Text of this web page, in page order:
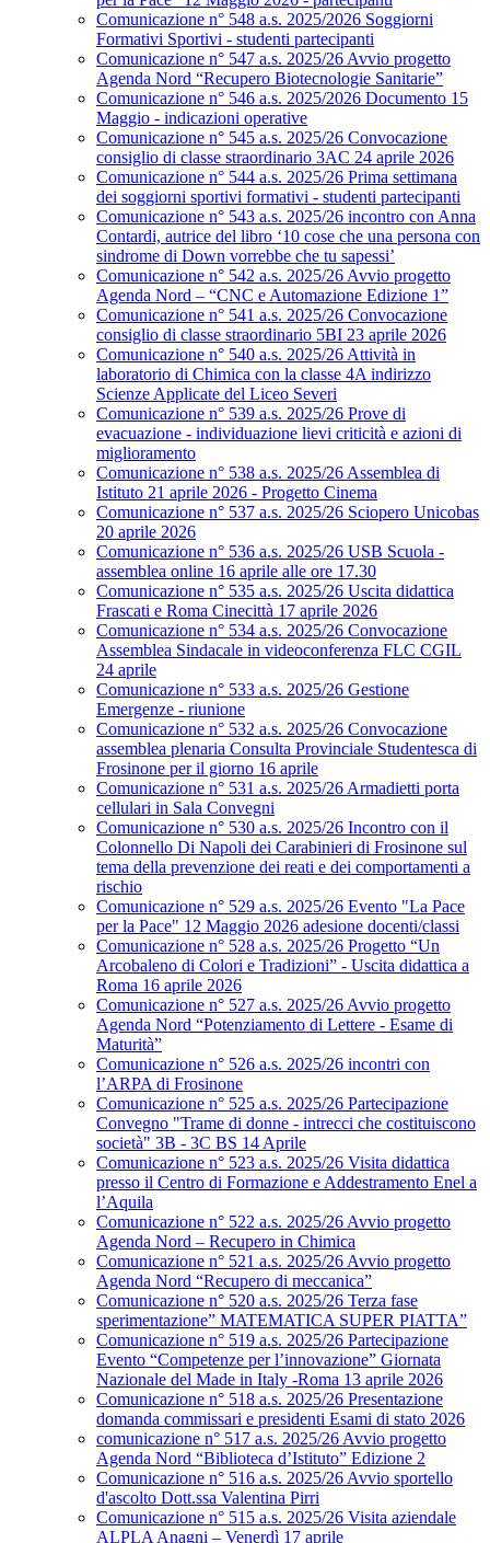
Comunicazione n° 548 a.s. 2025/2026 Soggiorni
Formativi Sportivi - studenti partecipanti
Comunicazione n° 547 a.s. 2025/26 Avvio progetto
Agenda Nord “Recupero Biotecnologie Sanitarie”
Comunicazione n° 546 a.s. 2025/2026 Documento 15
Maggio - indicazioni operative
Comunicazione n° 545 a.s. 2025/26 Convocazione
consiglio di classe straordinario 3AC 24 aprile 2026
Comunicazione n° 544 a.s. 2025/26 Prima settimana
dei soggiorni sportivi formativi - studenti partecipanti
Comunicazione n° 543 a.s. 2025/26 incontro con Anna
Contardi, autrice del libro ‘10 cose che una persona con
sindrome di Down vorrebbe che tu sapessi’
Comunicazione n° 542 a.s. 2025/26 Avvio progetto
Agenda Nord – “CNC e Automazione Edizione 1”
Comunicazione n° 541 a.s. 2025/26 Convocazione
consiglio di classe straordinario 5BI 23 aprile 2026
Comunicazione n° 540 a.s. 2025/26 Attività in
laboratorio di Chimica con la classe 4A indirizzo
Scienze Applicate del Liceo Severi
Comunicazione n° 539 a.s. 2025/26 Prove di
evacuazione - individuazione lievi criticità e azioni di
miglioramento
Comunicazione n° 538 a.s. 2025/26 Assemblea di
Istituto 21 aprile 2026 - Progetto Cinema
Comunicazione n° 537 a.s. 2025/26 Sciopero Unicobas
20 aprile 2026
Comunicazione n° 536 a.s. 2025/26 USB Scuola -
assemblea online 16 aprile alle ore 17.30
Comunicazione n° 535 a.s. 2025/26 Uscita didattica
Frascati e Roma Cinecittà 17 aprile 2026
Comunicazione n° 534 a.s. 2025/26 Convocazione
Assemblea Sindacale in videoconferenza FLC CGIL
24 aprile
Comunicazione n° 533 a.s. 2025/26 Gestione
Emergenze - riunione
Comunicazione n° 532 a.s. 2025/26 Convocazione
assemblea plenaria Consulta Provinciale Studentesca di
Frosinone per il giorno 16 aprile
Comunicazione n° 531 a.s. 2025/26 Armadietti porta
cellulari in Sala Convegni
Comunicazione n° 530 a.s. 2025/26 Incontro con il
Colonnello Di Napoli dei Carabinieri di Frosinone sul
tema della prevenzione dei reati e dei comportamenti a
rischio
Comunicazione n° 529 a.s. 2025/26 Evento "La Pace
per la Pace" 12 Maggio 2026 adesione docenti/classi
Comunicazione n° 528 a.s. 2025/26 Progetto “Un
Arcobaleno di Colori e Tradizioni” - Uscita didattica a
Roma 16 aprile 2026
Comunicazione n° 527 a.s. 2025/26 Avvio progetto
Agenda Nord “Potenziamento di Lettere - Esame di
Maturità”
Comunicazione n° 526 a.s. 2025/26 incontri con
l’ARPA di Frosinone
Comunicazione n° 525 a.s. 2025/26 Partecipazione
Convegno "Trame di donne - intrecci che costituiscono
società" 3B - 3C BS 14 Aprile
Comunicazione n° 523 a.s. 2025/26 Visita didattica
presso il Centro di Formazione e Addestramento Enel a
l’Aquila
Comunicazione n° 522 a.s. 2025/26 Avvio progetto
Agenda Nord – Recupero in Chimica
Comunicazione n° 521 a.s. 2025/26 Avvio progetto
Agenda Nord “Recupero di meccanica”
Comunicazione n° 520 a.s. 2025/26 Terza fase
sperimentazione” MATEMATICA SUPER PIATTA”
Comunicazione n° 519 a.s. 2025/26 Partecipazione
Evento “Competenze per l’innovazione” Giornata
Nazionale del Made in Italy -Roma 13 aprile 2026
Comunicazione n° 518 a.s. 2025/26 Presentazione
domanda commissari e presidenti Esami di stato 2026
comunicazione n° 517 a.s. 2025/26 Avvio progetto
Agenda Nord “Biblioteca d’Istituto” Edizione 2
Comunicazione n° 516 a.s. 2025/26 Avvio sportello
d'ascolto Dott.ssa Valentina Pirri
Comunicazione n° 515 a.s. 2025/26 Visita aziendale
ALPLA Anagni – Venerdì 17 aprile